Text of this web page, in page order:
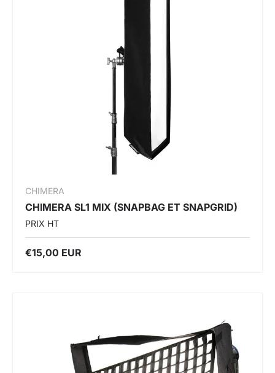
CHIMERA
CHIMERA SL1 MIX (SNAPBAG ET SNAPGRID)
PRIX HT
€15,00 EUR